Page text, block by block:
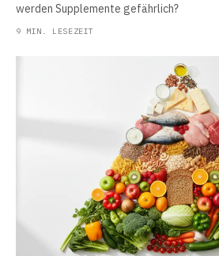
werden Supplemente gefährlich?
9 MIN. LESEZEIT